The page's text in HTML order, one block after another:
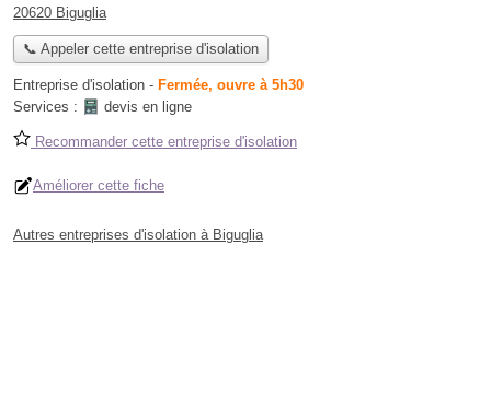
20620 Biguglia
📞 Appeler cette entreprise d'isolation
Entreprise d'isolation - Fermée, ouvre à 5h30
Services :
devis en ligne
Recommander cette entreprise d'isolation
Améliorer cette fiche
Autres entreprises d'isolation à Biguglia